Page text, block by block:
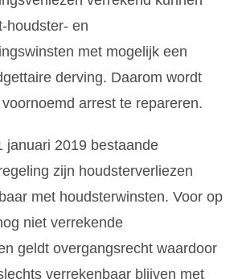
houdster- en
met mogelijk een
derving. Daarom wordt
arrest te repareren.
januari 2019 bestaande
zijn houdsterverliezen
met houdsterwinsten. Voor op
niet verrekende
geldt overgangsrecht waardoor
verrekenbaar blijven met